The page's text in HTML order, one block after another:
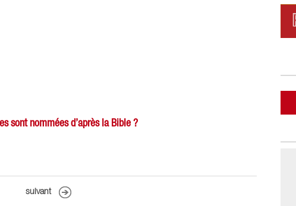
sont nommées d’après la Bible ?
suivant